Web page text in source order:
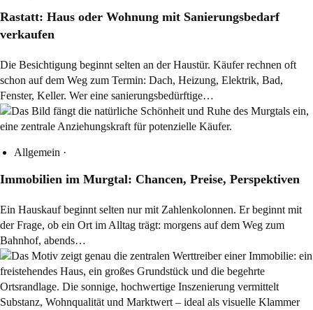
Rastatt: Haus oder Wohnung mit Sanierungsbedarf
verkaufen
Die Besichtigung beginnt selten an der Haustür. Käufer rechnen oft
schon auf dem Weg zum Termin: Dach, Heizung, Elektrik, Bad,
Fenster, Keller. Wer eine sanierungsbedürftige…
Allgemein ·
Immobilien im Murgtal: Chancen, Preise, Perspektiven
Ein Hauskauf beginnt selten nur mit Zahlenkolonnen. Er beginnt mit
der Frage, ob ein Ort im Alltag trägt: morgens auf dem Weg zum
Bahnhof, abends…